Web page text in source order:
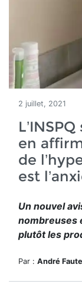
2 juillet, 2021
en
de
est
Un nouvel
nombreuses
plutôt les
Par : André